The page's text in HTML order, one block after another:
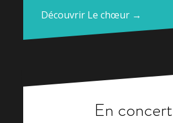
Découvrir Le chœur →
En concert